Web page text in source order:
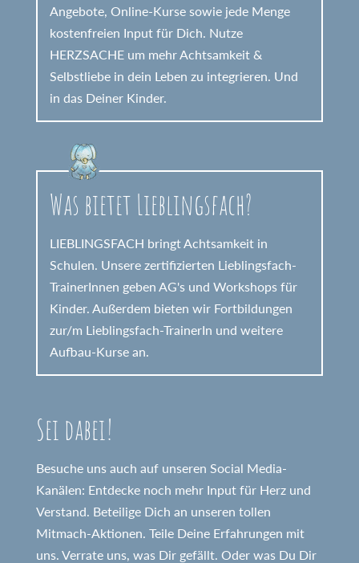
Angebote, Online-Kurse sowie jede Menge
kostenfreien Input für Dich. Nutze
HERZSACHE um mehr Achtsamkeit &
Selbstliebe in dein Leben zu integrieren. Und
in das Deiner Kinder.
Was bietet Lieblingsfach?
LIEBLINGSFACH bringt Achtsamkeit in
Schulen. Unsere zertifizierten Lieblingsfach-
TrainerInnen geben AG's und Workshops für
Kinder. Außerdem bieten wir Fortbildungen
zur/m Lieblingsfach-TrainerIn und weitere
Aufbau-Kurse an.
Sei dabei!
Besuche uns auch auf unseren Social Media-
Kanälen: Entdecke noch mehr Input für Herz und
Verstand. Beteilige Dich an unseren tollen
Mitmach-Aktionen. Teile Deine Erfahrungen mit
uns. Verrate uns, was Dir gefällt. Oder was Du Dir